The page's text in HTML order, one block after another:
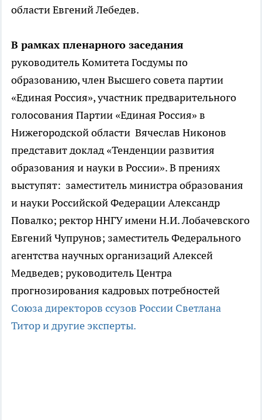
области Евгений Лебедев.
В рамках пленарного заседания
руководитель Комитета Госдумы по
образованию, член Высшего совета партии
«Единая Россия», участник предварительного
голосования Партии «Единая Россия» в
Нижегородской области Вячеслав Никонов
представит доклад «Тенденции развития
образования и науки в России». В прениях
выступят: заместитель министра образования
и науки Российской Федерации Александр
Повалко; ректор ННГУ имени Н.И. Лобачевского
Евгений Чупрунов; заместитель Федерального
агентства научных организаций Алексей
Медведев; руководитель Центра
прогнозирования кадровых потребностей
Союза директоров ссузов России Светлана
Титор и другие эксперты.